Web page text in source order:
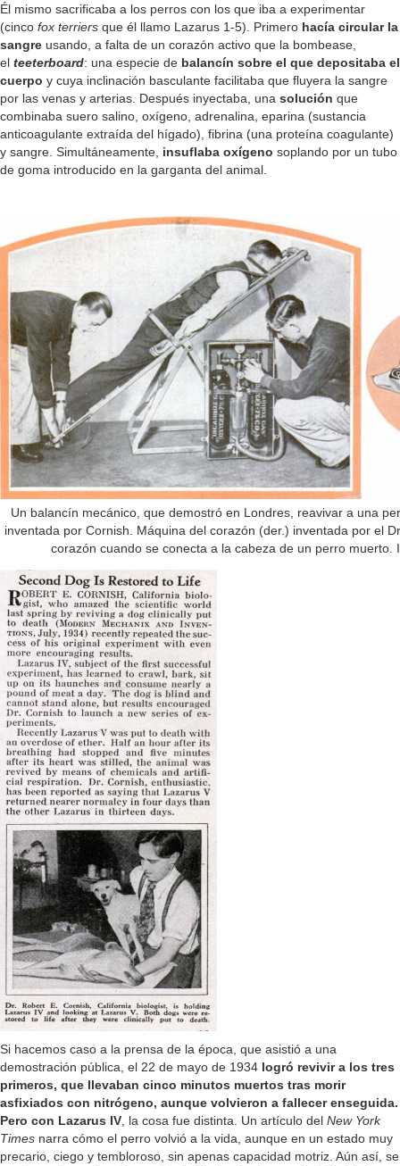
Él mismo sacrificaba a los perros con los que iba a experimentar
(cinco fox terriers que él llamo Lazarus 1-5). Primero hacía circular la
sangre usando, a falta de un corazón activo que la bombease,
el teeterboard: una especie de balancín sobre el que depositaba el
cuerpo y cuya inclinación basculante facilitaba que fluyera la sangre
por las venas y arterias. Después inyectaba, una solución que
combinaba suero salino, oxígeno, adrenalina, eparina (sustancia
anticoagulante extraída del hígado), fibrina (una proteína coagulante)
y sangre. Simultáneamente, insuflaba oxígeno soplando por un tubo
de goma introducido en la garganta del animal.
Un balancín mecánico, que demostró en Londres, reavivar a una
inventada por Cornish. Máquina del corazón (der.) inventada por el
corazón cuando se conecta a la cabeza de un perro muerto.
Si hacemos caso a la prensa de la época, que asistió a una
demostración pública, el 22 de mayo de 1934 logró revivir a los tres
primeros, que llevaban cinco minutos muertos tras morir
asfixiados con nitrógeno, aunque volvieron a fallecer enseguida.
Pero con Lazarus IV , la cosa fue distinta. Un artículo del New York
Times narra cómo el perro volvió a la vida, aunque en un estado muy
precario, ciego y tembloroso, sin apenas capacidad motriz. Aún así, se